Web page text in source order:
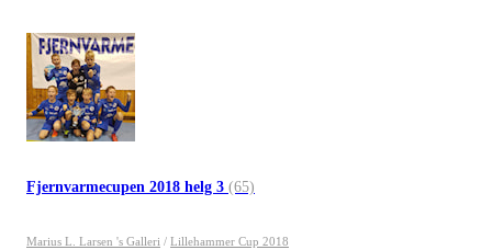
Fjernvarmecupen 2018 helg 3 (65)
Marius L. Larsen 's Galleri / Lillehammer Cup 2018